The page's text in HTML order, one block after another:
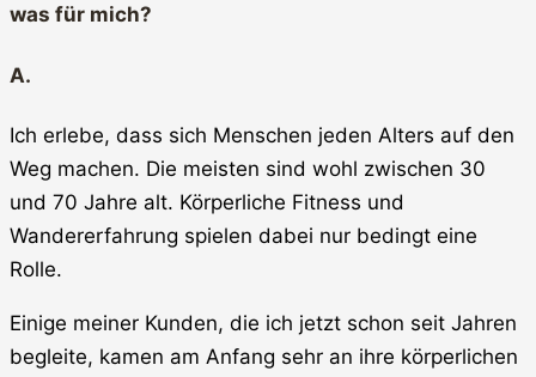
was für mich?
A.
Ich erlebe, dass sich Menschen jeden Alters auf den
Weg machen. Die meisten sind wohl zwischen 30
und 70 Jahre alt. Körperliche Fitness und
Wandererfahrung spielen dabei nur bedingt eine
Rolle.
Einige meiner Kunden, die ich jetzt schon seit Jahren
begleite, kamen am Anfang sehr an ihre körperlichen